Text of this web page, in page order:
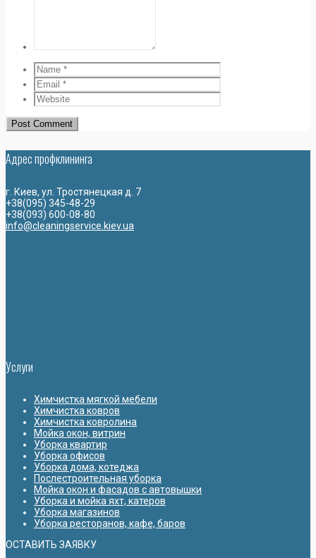
Адрес профклининга
г. Киев, ул. Тростянецкая д. 7
+38(095) 345-48-29
+38(093) 600-08-80
info@cleaningservice.kiev.ua
Услуги
Химчистка мягкой мебели
Химчистка ковров
Химчистка ковролина
Мойка окон, витрин
Уборка квартир
Уборка офисов
Уборка дома, котеджа
Послестроительная уборка
Мойка окон и фасадов с автовышки
Уборка и мойка яхт, катеров
Уборка магазинов
Уборка ресторанов, кафе, баров
ОСТАВИТЬ ЗАЯВКУ